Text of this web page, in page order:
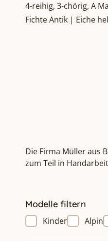
4-reihig, 3-chörig, A
Fichte Antik | Eiche
Die Firma Müller aus
zum Teil in
Modelle filtern
Kinder Alpin